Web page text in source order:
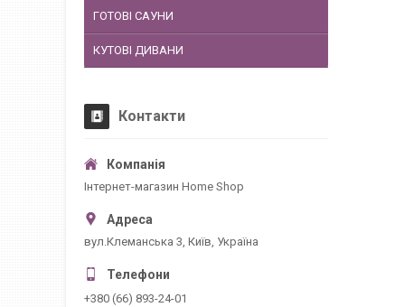
ГОТОВІ САУНИ
КУТОВІ ДИВАНИ
Контакти
Інтернет-магазин Home Shop
вул.Клеманська 3, Київ, Україна
+380 (66) 893-24-01